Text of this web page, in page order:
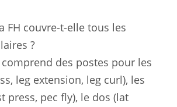
FH couvre-t-elle tous les
?
des postes pour les
leg extension, leg curl), les
press, pec fly), le dos (lat